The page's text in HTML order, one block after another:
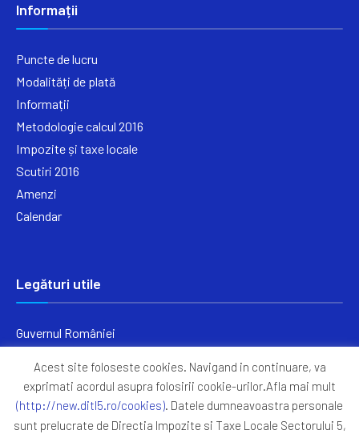
Informații
Puncte de lucru
Modalități de plată
Informații
Metodologie calcul 2016
Impozite și taxe locale
Scutiri 2016
Amenzi
Calendar
Legături utile
Guvernul României
Primăria Sectorul 5
ANAF
Acest site foloseste cookies. Navigand in continuare, va
exprimati acordul asupra folosirii cookie-urilor.Afla mai mult
(http://new.ditl5.ro/cookies). Datele dumneavoastra personale
sunt prelucrate de Directia Impozite si Taxe Locale Sectorului 5,